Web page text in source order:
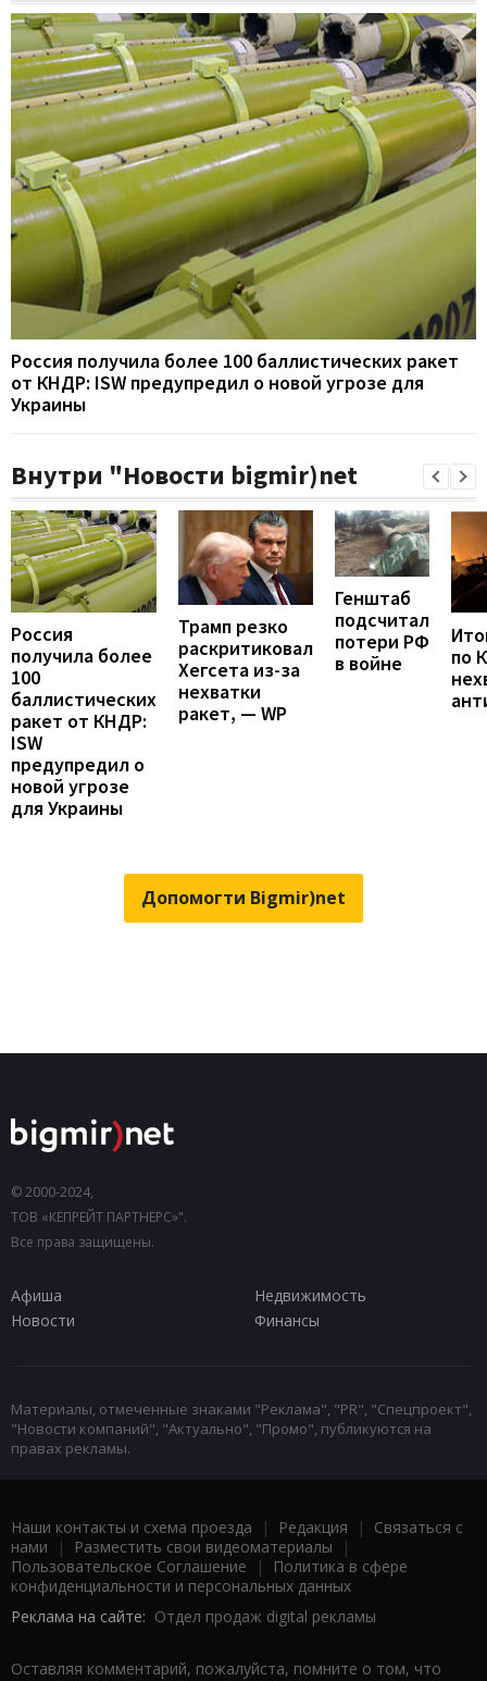
Россия получила более 100 баллистических ракет
от КНДР: ISW предупредил о новой угрозе для
Украины
Внутри "Новости bigmir)net
Россия
получила более
100
баллистических
ракет от КНДР:
ISW
предупредил о
новой угрозе
для Украины
Трамп резко
раскритиковал
Хегсета из-за
нехватки
ракет, — WP
Генштаб
подсчитал
потери РФ
в войне
по
Допомогти Bigmir)net
© 2000-2024,
ТОВ «КЕПРЕЙТ ПАРТНЕРС»".
Все права защищены.
Афиша
Недвижимость
Новости
Финансы
Материалы, отмеченные знаками "Реклама", "PR", "Спецпроект",
"Новости компаний", "Актуально", "Промо", публикуются на
правах рекламы.
Наши контакты и схема проезда | Редакция | Связаться с
нами | Разместить свои видеоматериалы |
Пользовательское Соглашение |
Политика в сфере
конфиденциальности и персональных данных
Реклама на сайте: Отдел продаж digital рекламы
Оставляя комментарий, пожалуйста, помните о том, что